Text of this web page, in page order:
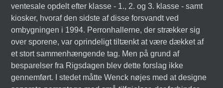
ventesale opdelt efter klasse - 1., 2. og 3. klasse - samt
kiosker, hvoraf den sidste af disse forsvandt ved
ombygningen i 1994. Perronhallerne, der strækker sig
over sporene, var oprindeligt tiltænkt at være dækket af
et stort sammenhængende tag. Men på grund af
besparelser fra Rigsdagen blev dette forslag ikke
gennemført. I stedet måtte Wenck nøjes med at designe